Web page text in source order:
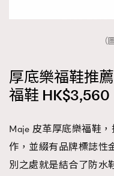
（
厚底樂福鞋推
福鞋 HK$3,560
Maje 皮革厚底樂福鞋
作，並綴有品牌標誌性
別之處就是結合了防水